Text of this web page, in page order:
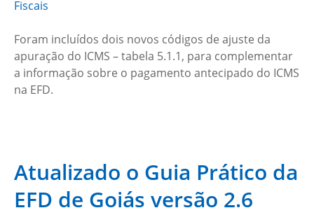
Fiscais
Foram incluídos dois novos códigos de ajuste da
apuração do ICMS – tabela 5.1.1, para complementar
a informação sobre o pagamento antecipado do ICMS
na EFD.
Atualizado o Guia Prático da
EFD de Goiás versão 2.6